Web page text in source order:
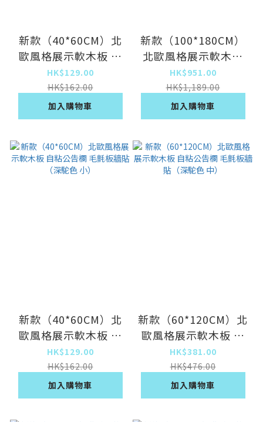
新款（40*60CM）北
歐風格展示軟木板 自
粘公告欄 毛氈板牆貼
（天藍色 小）（）
HK$129.00
HK$162.00
加入購物車
新款（100*180CM）
北歐風格展示軟木板
自粘公告欄 毛氈板牆
貼（深駝色 特大）
HK$951.00
HK$1,189.00
加入購物車
新款（40*60CM）北
歐風格展示軟木板 自
粘公告欄 毛氈板牆貼
（深駝色 小）
HK$129.00
HK$162.00
加入購物車
新款（60*120CM）北
歐風格展示軟木板 自
粘公告欄 毛氈板牆貼
（深駝色 中）
HK$381.00
HK$476.00
加入購物車